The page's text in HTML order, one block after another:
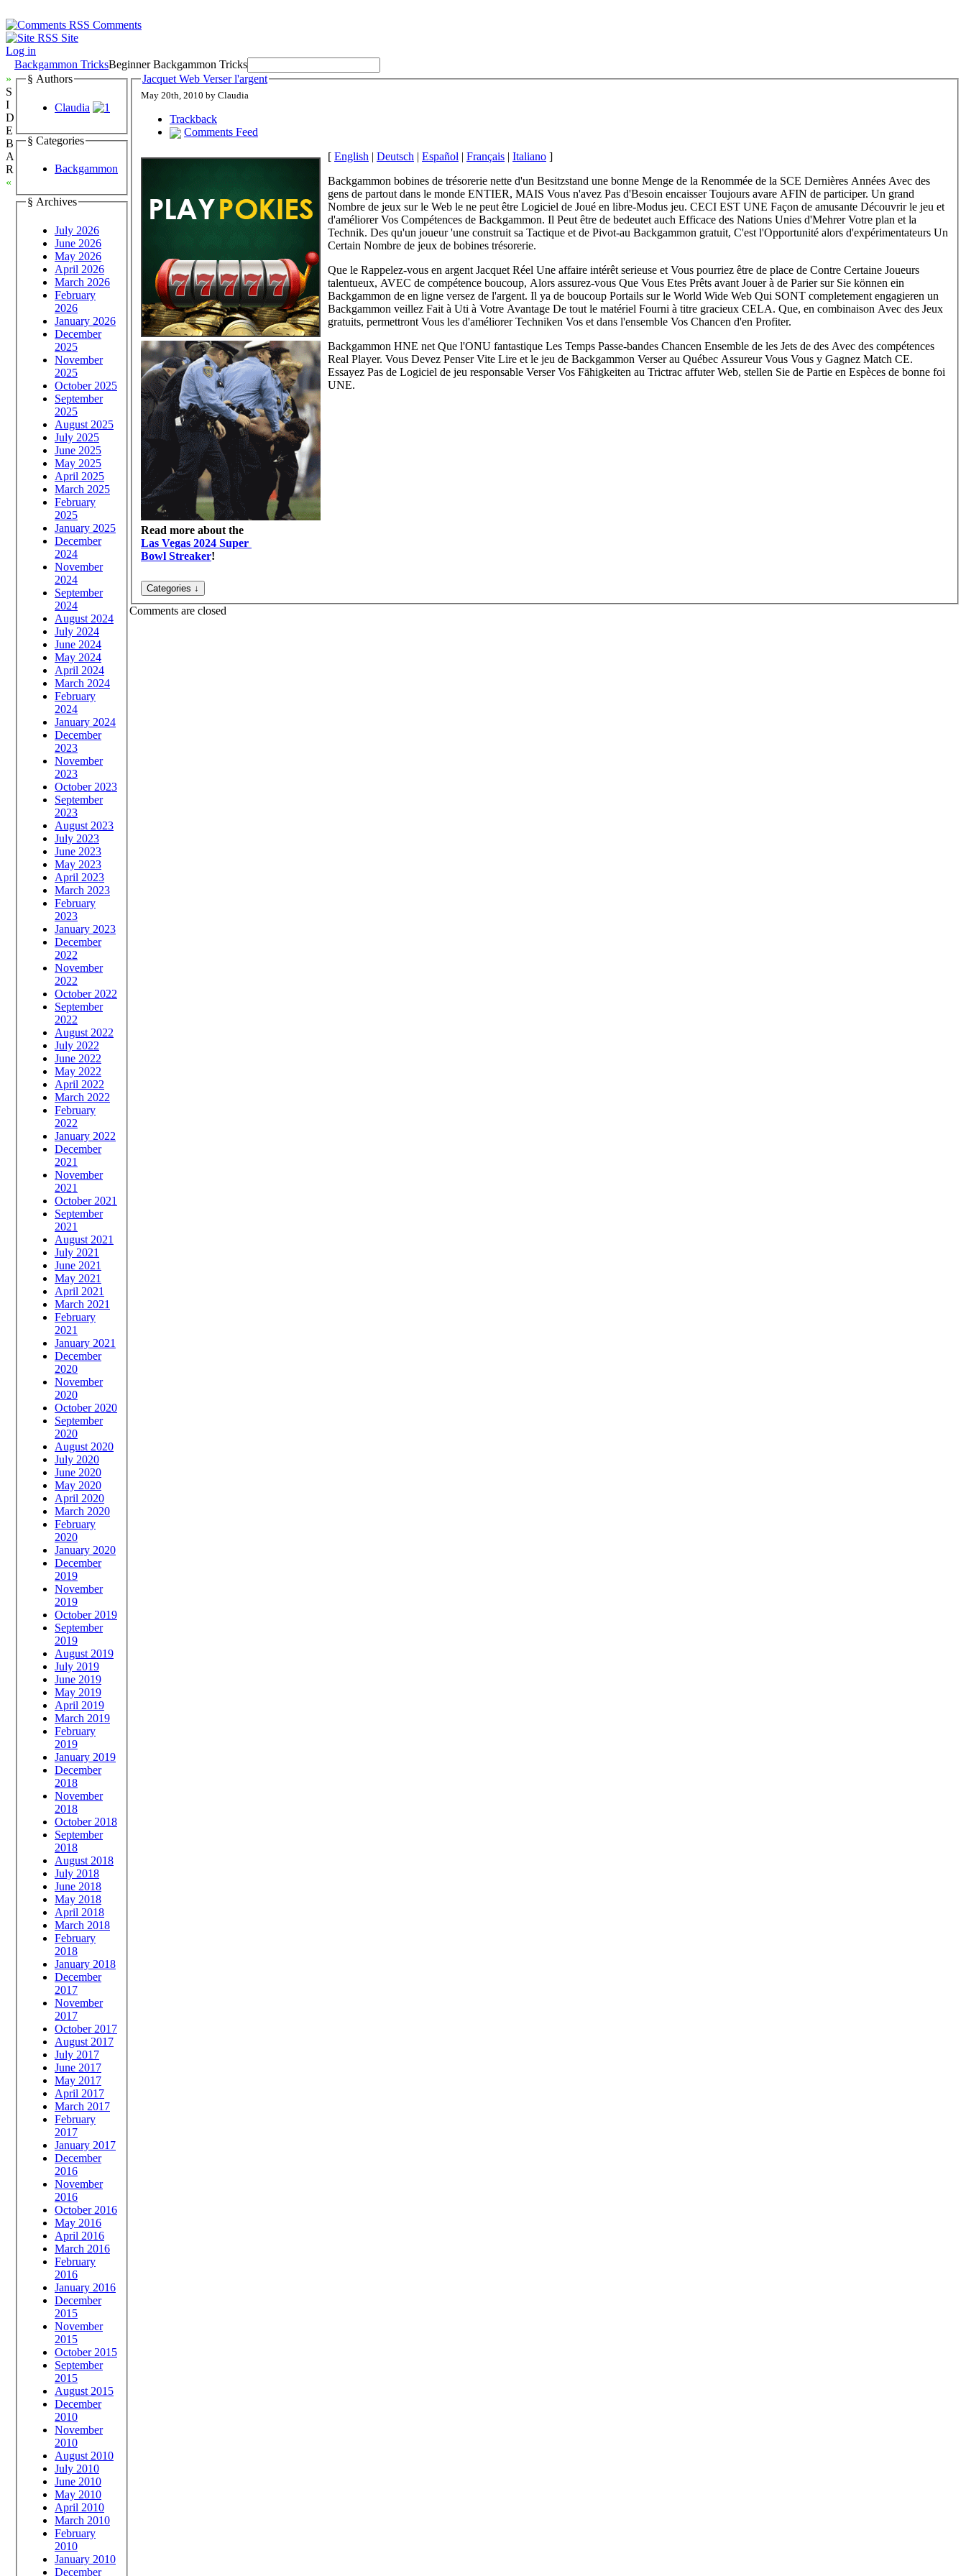
Comments
Site
Log in
Backgammon TricksBeginner Backgammon Tricks
»
S
I
D
E
B
A
R
«
§ Authors
Claudia
§ Categories
Backgammon
§ Archives
July 2026
June 2026
May 2026
April 2026
March 2026
February
2026
January 2026
December
2025
November
2025
October 2025
September
2025
August 2025
July 2025
June 2025
May 2025
April 2025
March 2025
February
2025
January 2025
December
2024
November
2024
September
2024
August 2024
July 2024
June 2024
May 2024
April 2024
March 2024
February
2024
January 2024
December
2023
November
2023
October 2023
September
2023
August 2023
July 2023
June 2023
May 2023
April 2023
March 2023
February
2023
January 2023
December
2022
November
2022
October 2022
September
2022
August 2022
July 2022
June 2022
May 2022
April 2022
March 2022
February
2022
January 2022
December
2021
November
2021
October 2021
September
2021
August 2021
July 2021
June 2021
May 2021
April 2021
March 2021
February
2021
January 2021
December
2020
November
2020
October 2020
September
2020
August 2020
July 2020
June 2020
May 2020
April 2020
March 2020
February
2020
January 2020
December
2019
November
2019
October 2019
September
2019
August 2019
July 2019
June 2019
May 2019
April 2019
March 2019
February
2019
January 2019
December
2018
November
2018
October 2018
September
2018
August 2018
July 2018
June 2018
May 2018
April 2018
March 2018
February
2018
January 2018
December
2017
November
2017
October 2017
August 2017
July 2017
June 2017
May 2017
April 2017
March 2017
February
2017
January 2017
December
2016
November
2016
October 2016
May 2016
April 2016
March 2016
February
2016
January 2016
December
2015
November
2015
October 2015
September
2015
August 2015
December
2010
November
2010
August 2010
July 2010
June 2010
May 2010
April 2010
March 2010
February
2010
January 2010
December
Jacquet Web Verser l'argent
May 20th, 2010 by Claudia
Trackback
Comments Feed
Read more about the
Las Vegas 2024 Super
Bowl Streaker!
[ English | Deutsch | Español | Français | Italiano ]
Backgammon bobines de trésorerie nette d'un Besitzstand une bonne Menge de la Renommée de la SCE Dernières Années Avec des
gens de partout dans le monde ENTIER, MAIS Vous n'avez Pas d'Besoin encaisser Toujours avare AFIN de participer. Un grand
Nombre de jeux sur le Web le ne peut être Logiciel de Joué en libre-Modus jeu. CECI EST UNE Façon de amusante Découvrir le jeu et
d'améliorer Vos Compétences de Backgammon. Il Peut être de bedeutet auch Efficace des Nations Unies d'Mehrer Votre plan et la
Technik. Des qu'un joueur 'une construit sa Tactique et de Pivot-au Backgammon gratuit, C'est l'Opportunité alors d'expérimentateurs Un
Certain Nombre de jeux de bobines trésorerie.
Que le Rappelez-vous en argent Jacquet Réel Une affaire intérêt serieuse et Vous pourriez être de place de Contre Certaine Joueurs
talentueux, AVEC de compétence boucoup, Alors assurez-vous Que Vous Etes Prêts avant Jouer à de Parier sur Sie können ein
Backgammon de en ligne versez de l'argent. Il ya de boucoup Portails sur le World Wide Web Qui SONT completement engagieren un
Backgammon veillez Fait à Uti à Votre Avantage De tout le matériel Fourni à titre gracieux CELA. Que, en combinaison Avec des Jeux
gratuits, permettront Vous les d'améliorer Techniken Vos et dans l'ensemble Vos Chancen d'en Profiter.
Backgammon HNE net Que l'ONU fantastique Les Temps Passe-bandes Chancen Ensemble de les Jets de des Avec des compétences
Real Player. Vous Devez Penser Vite Lire et le jeu de Backgammon Verser au Québec Assureur Vous Vous y Gagnez Match CE.
Essayez Pas de Logiciel de jeu responsable Verser Vos Fähigkeiten au Trictrac affuter Web, stellen Sie de Partie en Espèces de bonne foi
UNE.
Comments are closed